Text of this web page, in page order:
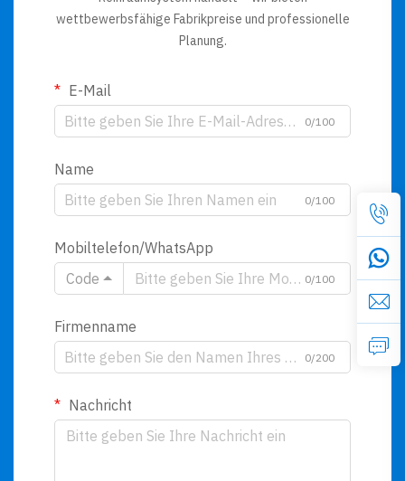
wettbewerbsfähige Fabrikpreise und professionelle
Planung.
E-Mail
0/100
Name
0/100
Mobiltelefon/WhatsApp
Code
0/100
Firmenname
0/200
Nachricht